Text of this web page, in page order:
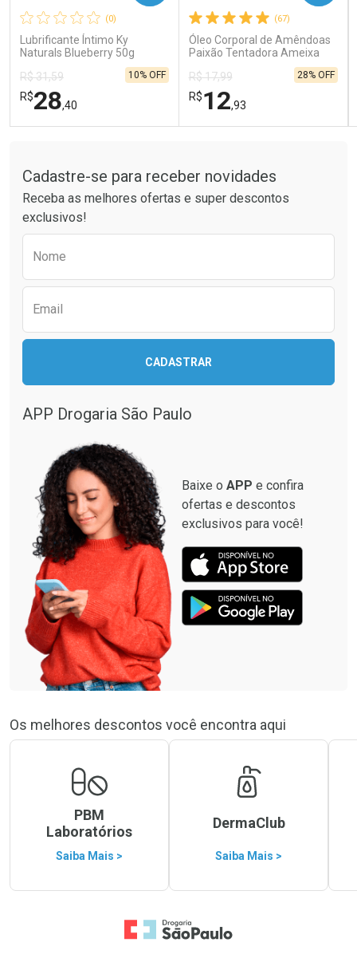
Comprar sem Desconto
Por R$ 26,99/cada
Comprar sem Desconto
Por R$ 26,99/cada
Comprar sem Desconto
Por R$ 66,24/cada
Comprar sem Desconto
Por R$ 66,24/cada
(0)
Lubrificante Íntimo Ky
Naturals Blueberry 50g
R$ 31,59
R$28,40
10% OFF
Laboratório
Comprar sem Desconto
Por Menos
Comprar sem Desconto
(67)
Óleo Corporal de Amêndoas
Paixão Tentadora Ameixa
R$ 17,99
R$12,93
28% OFF
Laboratório
Comprar sem Desconto
Por Menos
Comprar sem Desconto
Cadastre-se para receber novidades
Receba as melhores ofertas e super descontos
exclusivos!
Nome
Email
CADASTRAR
APP Drogaria São Paulo
Baixe o APP e confira
ofertas e descontos
exclusivos para você!
Os melhores descontos você encontra aqui
PBM
Laboratórios
Saiba Mais >
DermaClub
Saiba Mais >
Ir para a Home